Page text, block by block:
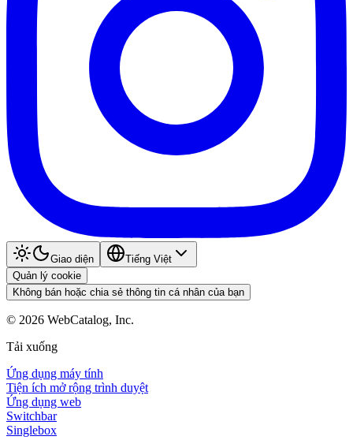
Giao diện
Tiếng Việt
Quản lý cookie
Không bán hoặc chia sẻ thông tin cá nhân của bạn
© 2026 WebCatalog, Inc.
Tải xuống
Ứng dụng máy tính
Tiện ích mở rộng trình duyệt
Ứng dụng web
Switchbar
Singlebox